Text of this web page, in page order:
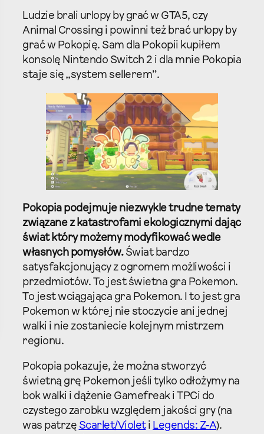
Ludzie brali urlopy by grać w GTA5, czy
Animal Crossing i powinni też brać urlopy by
grać w Pokopię. Sam dla Pokopii kupiłem
konsolę Nintendo Switch 2 i dla mnie Pokopia
staje się „system sellerem”.
Pokopia podejmuje niezwykle trudne tematy
związane z katastrofami ekologicznymi dając
świat który możemy modyfikować wedle
własnych pomysłów. Świat bardzo
satysfakcjonujący z ogromem możliwości i
przedmiotów. To jest świetna gra Pokemon.
To jest wciągająca gra Pokemon. I to jest gra
Pokemon w której nie stoczycie ani jednej
walki i nie zostaniecie kolejnym mistrzem
regionu.
Pokopia pokazuje, że można stworzyć
świetną grę Pokemon jeśli tylko odłożymy na
bok walki i dążenie Gamefreak i TPCi do
czystego zarobku względem jakości gry (na
was patrzę Scarlet/Violeti Legends: Z-A).